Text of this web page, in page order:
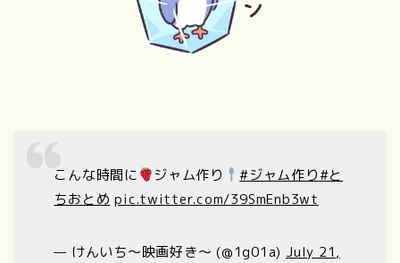
こんな時間に ジャム作り #ジャム作り#と
ちおとめ pic.twitter.com/39SmEnb3wt
— けんいち〜映画好き〜 (@1g01a) July 21,